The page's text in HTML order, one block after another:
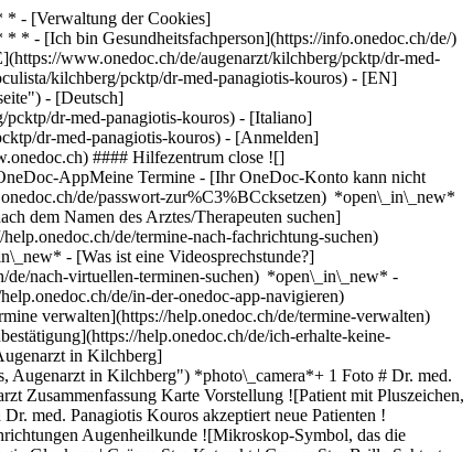
* - [Verwaltung der Cookies]
* - [Ich bin Gesundheitsfachperson](https://info.onedoc.ch/de/)
www.onedoc.ch/de/augenarzt/kilchberg/pcktp/dr-med-
kilchberg/pcktp/dr-med-panagiotis-kouros) - [EN]
- [Deutsch]
dr-med-panagiotis-kouros) - [Italiano]
dr-med-panagiotis-kouros) - [Anmelden]
#### Hilfezentrum close ![]
AppMeine Termine - [Ihr OneDoc-Konto kann nicht
de/passwort-zur%C3%BCcksetzen) *open\_in\_new*
dem Namen des Arztes/Therapeuten suchen]
de/termine-nach-fachrichtung-suchen)
- [Was ist eine Videosprechstunde?]
nach-virtuellen-terminen-suchen) *open\_in\_new* -
de/in-der-onedoc-app-navigieren)
verwalten](https://help.onedoc.ch/de/termine-verwalten)
help.onedoc.ch/de/ich-erhalte-keine-
in Kilchberg]
Augenarzt in Kilchberg") *photo\_camera*+ 1 Foto # Dr. med.
Zusammenfassung Karte Vorstellung ![Patient mit Pluszeichen,
med. Panagiotis Kouros akzeptiert neue Patienten !
Augenheilkunde ![Mikroskop-Symbol, das die